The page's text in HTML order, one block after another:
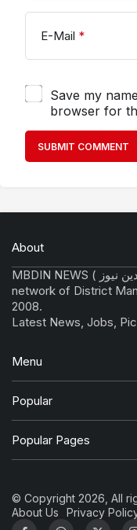
E-Mail *
Save my
browser for
SUBMIT COMMENT
About
MBDIN NEWS ( منڈی بہاؤالدین نیوز ) is the largest media
network of District
2008.
Latest News, Jobs,
Menu
Popular
Popular Pages
© Copyright 2026, All
About Us
Privacy